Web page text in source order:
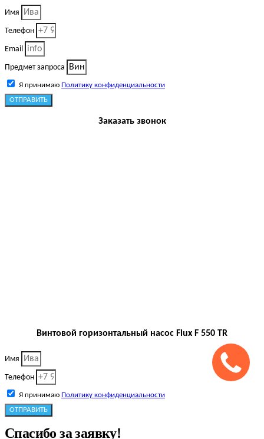
Имя
Телефон
Email
Предмет запроса
Я принимаю Политику конфиденциальности
ОТПРАВИТЬ
Заказать звонок
Винтовой горизонтальный насос Flux F 550 TR
Имя
Телефон
Я принимаю Политику конфиденциальности
ОТПРАВИТЬ
Спасибо за заявку!